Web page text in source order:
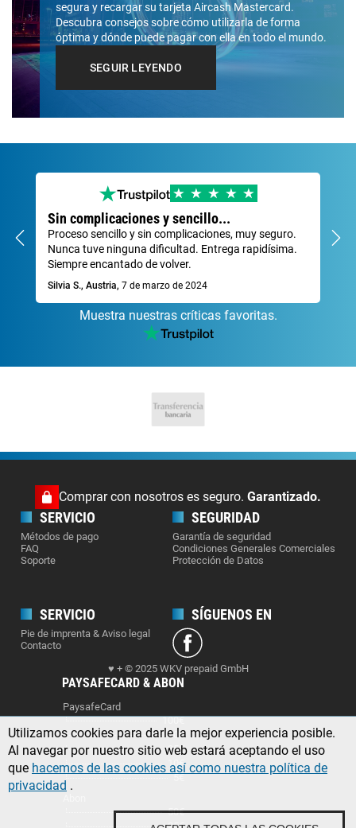
segura y recargar su tarjeta Aircash Mastercard.
Descubra consejos sobre cómo utilizarla de forma
óptima y dónde puede pagar con ella en todo el mundo.
SEGUIR LEYENDO
Sin complicaciones y sencillo...
Proceso sencillo y sin complicaciones, muy seguro.
Nunca tuve ninguna dificultad. Entrega rapidísima.
Siempre encantado de volver.
Silvia S., Austria, 7 de marzo de 2024
Muestra nuestras críticas favoritas.
Comprar con nosotros es seguro. Garantizado.
SERVICIO
Métodos de pago
FAQ
Soporte
SEGURIDAD
Garantía de seguridad
Condiciones Generales Comerciales
Protección de Datos
SERVICIO
Pie de imprenta & Aviso legal
Contacto
SÍGUENOS EN
♥ + © 2025 WKV prepaid GmbH
PAYSAFECARD & ABON
PaysafeCard
100€
50€
25€
10€
5€
50€
Utilizamos cookies para darle la mejor experiencia posible.
Al navegar por nuestro sitio web estará aceptando el uso
que hacemos de las cookies así como nuestra política de
privacidad .